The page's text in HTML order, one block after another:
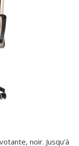
noir. Jusqu’à